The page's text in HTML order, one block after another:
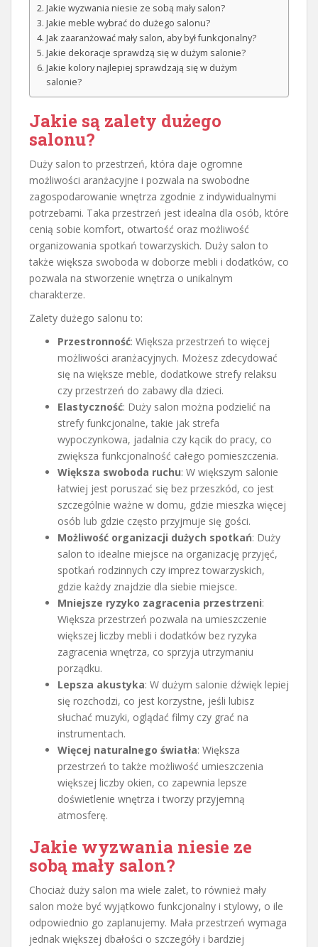
Jakie wyzwania niesie ze sobą mały salon?
Jakie meble wybrać do dużego salonu?
Jak zaaranżować mały salon, aby był funkcjonalny?
Jakie dekoracje sprawdzą się w dużym salonie?
Jakie kolory najlepiej sprawdzają się w dużym
salonie?
Jakie są zalety dużego
salonu?
Duży salon to przestrzeń, która daje ogromne
możliwości aranżacyjne i pozwala na swobodne
zagospodarowanie wnętrza zgodnie z indywidualnymi
potrzebami. Taka przestrzeń jest idealna dla osób, które
cenią sobie komfort, otwartość oraz możliwość
organizowania spotkań towarzyskich. Duży salon to
także większa swoboda w doborze mebli i dodatków, co
pozwala na stworzenie wnętrza o unikalnym
charakterze.
Zalety dużego salonu to:
Przestronność: Większa przestrzeń to więcej
możliwości aranżacyjnych. Możesz zdecydować
się na większe meble, dodatkowe strefy relaksu
czy przestrzeń do zabawy dla dzieci.
Elastyczność: Duży salon można podzielić na
strefy funkcjonalne, takie jak strefa
wypoczynkowa, jadalnia czy kącik do pracy, co
zwiększa funkcjonalność całego pomieszczenia.
Większa swoboda ruchu: W większym salonie
łatwiej jest poruszać się bez przeszkód, co jest
szczególnie ważne w domu, gdzie mieszka więcej
osób lub gdzie często przyjmuje się gości.
Możliwość organizacji dużych spotkań: Duży
salon to idealne miejsce na organizację przyjęć,
spotkań rodzinnych czy imprez towarzyskich,
gdzie każdy znajdzie dla siebie miejsce.
Mniejsze ryzyko zagracenia przestrzeni:
Większa przestrzeń pozwala na umieszczenie
większej liczby mebli i dodatków bez ryzyka
zagracenia wnętrza, co sprzyja utrzymaniu
porządku.
Lepsza akustyka: W dużym salonie dźwięk lepiej
się rozchodzi, co jest korzystne, jeśli lubisz
słuchać muzyki, oglądać filmy czy grać na
instrumentach.
Więcej naturalnego światła: Większa
przestrzeń to także możliwość umieszczenia
większej liczby okien, co zapewnia lepsze
doświetlenie wnętrza i tworzy przyjemną
atmosferę.
Jakie wyzwania niesie ze
sobą mały salon?
Chociaż duży salon ma wiele zalet, to również mały
salon może być wyjątkowo funkcjonalny i stylowy, o ile
odpowiednio go zaplanujemy. Mała przestrzeń wymaga
jednak większej dbałości o szczegóły i bardziej